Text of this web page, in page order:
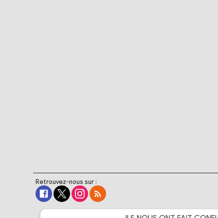
Retrouvez-nous sur :